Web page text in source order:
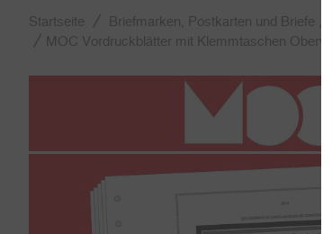
Startseite Briefmarken, Postkarten und Briefe
MOC Vordruckblätter mit Klemmtaschen